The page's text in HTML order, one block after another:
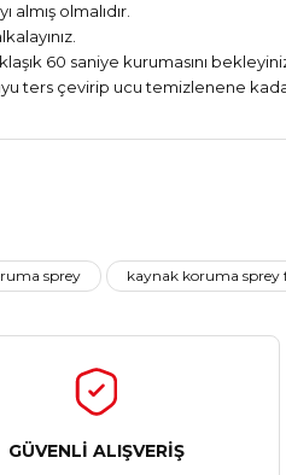
olmalıdır.
60 saniye kurumasını
ters çevirip ucu temizlenene
sprey kaynak koruma sprey
GÜVENLİ ALIŞVERİŞ